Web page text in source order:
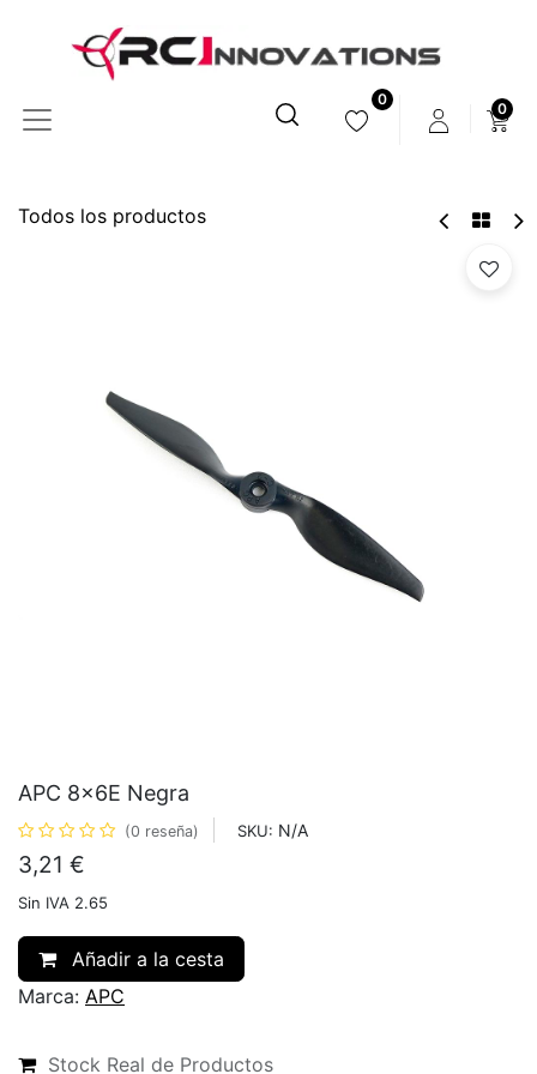
0
0
Todos los productos
APC 8x6E Negra
(0 reseña) SKU: N/A
3,21 €
Sin IVA 2.65
Añadir a la cesta
Marca: APC
Stock Real de Productos